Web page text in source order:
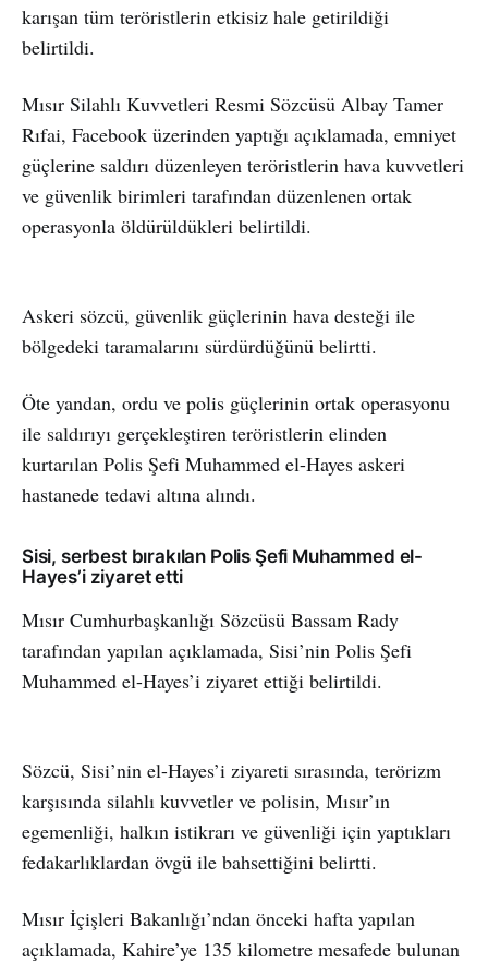
karışan tüm teröristlerin etkisiz hale getirildiği
belirtildi.
Mısır Silahlı Kuvvetleri Resmi Sözcüsü Albay Tamer
Rıfai, Facebook üzerinden yaptığı açıklamada, emniyet
güçlerine saldırı düzenleyen teröristlerin hava kuvvetleri
ve güvenlik birimleri tarafından düzenlenen ortak
operasyonla öldürüldükleri belirtildi.
Askeri sözcü, güvenlik güçlerinin hava desteği ile
bölgedeki taramalarını sürdürdüğünü belirtti.
Öte yandan, ordu ve polis güçlerinin ortak operasyonu
ile saldırıyı gerçekleştiren teröristlerin elinden
kurtarılan Polis Şefi Muhammed el-Hayes askeri
hastanede tedavi altına alındı.
Sisi, serbest bırakılan Polis Şefi Muhammed el-
Hayes’i ziyaret etti
Mısır Cumhurbaşkanlığı Sözcüsü Bassam Rady
tarafından yapılan açıklamada, Sisi’nin Polis Şefi
Muhammed el-Hayes’i ziyaret ettiği belirtildi.
Sözcü, Sisi’nin el-Hayes’i ziyareti sırasında, terörizm
karşısında silahlı kuvvetler ve polisin, Mısır’ın
egemenliği, halkın istikrarı ve güvenliği için yaptıkları
fedakarlıklardan övgü ile bahsettiğini belirtti.
Mısır İçişleri Bakanlığı’ndan önceki hafta yapılan
açıklamada, Kahire’ye 135 kilometre mesafede bulunan